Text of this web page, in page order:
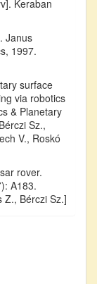
Keraban
Janus
1997.
surface
via robotics
& Planetary
Sz.,
V., Roskó
rover.
A183.
Z., Bérczi Sz.]